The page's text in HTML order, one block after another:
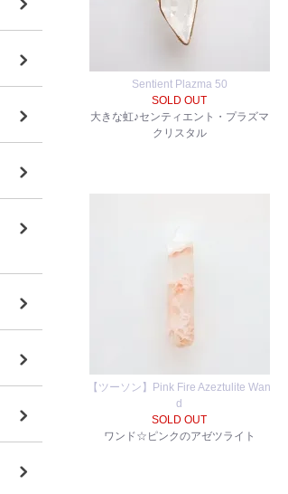
Sentient Plazma 50
SOLD OUT
大きな虹♪センティエント・プラズマ
クリスタル
【ツーソン】Pink Fire Azeztulite Wan
d
SOLD OUT
ワンド☆ピンクのアゼツライト